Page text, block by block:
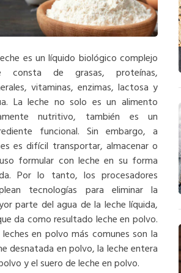
es un líquido biológico complejo
consta de grasas, proteínas,
vitaminas, enzimas, lactosa y
La leche no solo es un alimento
nutritivo, también es un
funcional. Sin embargo, a
es difícil transportar, almacenar o
formular con leche en su forma
Por lo tanto, los procesadores
tecnologías para eliminar la
parte del agua de la leche líquida,
da como resultado leche en polvo.
leches en polvo más comunes son la
desnatada en polvo, la leche entera
y el suero de leche en polvo.